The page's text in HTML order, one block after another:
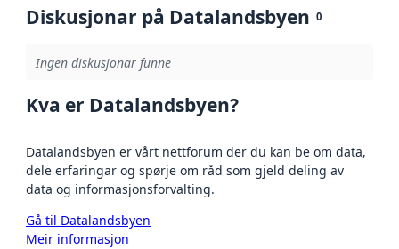
Diskusjonar på Datalandsbyen 0
Ingen diskusjonar funne
Kva er Datalandsbyen?
Datalandsbyen er vårt nettforum der du kan be om data,
dele erfaringar og spørje om råd som gjeld deling av
data og informasjonsforvalting.
Gå til Datalandsbyen
Meir informasjon